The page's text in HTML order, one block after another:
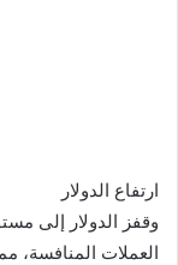
ارتفاع الدولار
وقفز الدولار إلى
العملات المنافسة،